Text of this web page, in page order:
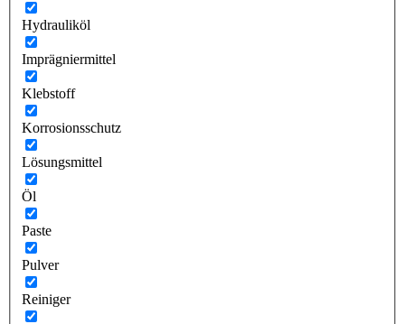
Hydrauliköl
Imprägniermittel
Klebstoff
Korrosionsschutz
Lösungsmittel
Öl
Paste
Pulver
Reiniger